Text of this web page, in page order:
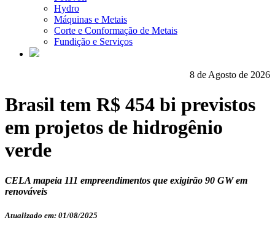
Hydro
Máquinas e Metais
Corte e Conformação de Metais
Fundição e Serviços
8 de Agosto de 2026
Brasil tem R$ 454 bi previstos
em projetos de hidrogênio
verde
CELA mapeia 111 empreendimentos que exigirão 90 GW em
renováveis
Atualizado em: 01/08/2025